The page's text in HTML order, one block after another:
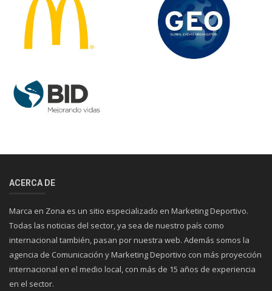
ACERCA DE
Marca en Zona es un sitio especializado en Marketing Deportivo.
Todas las noticias del sector, ya sea de nuestro país como
internacional también, pasan por nuestra web. Además somos la
agencia de Comunicación y Marketing Deportivo con más proyección
internacional en el medio local, con más de 15 años de experiencia
en el sector.